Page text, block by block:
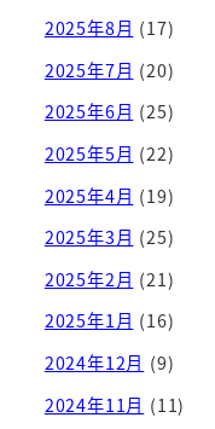
2025年8月 (17)
2025年7月 (20)
2025年6月 (25)
2025年5月 (22)
2025年4月 (19)
2025年3月 (25)
2025年2月 (21)
2025年1月 (16)
2024年12月 (9)
2024年11月 (11)